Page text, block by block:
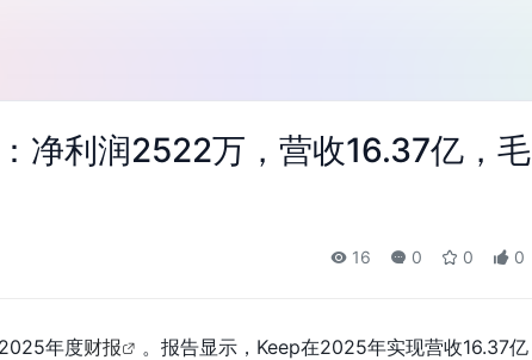
净利润2522万，营收16.37亿，毛
16 0 0 0
年度财报
。报告显示，Keep在2025年实现营收16.37亿